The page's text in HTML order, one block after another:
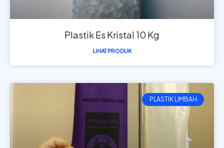
Plastik Es Kristal 10 Kg
LIHAT PRODUK
PLASTIK LIMBAH